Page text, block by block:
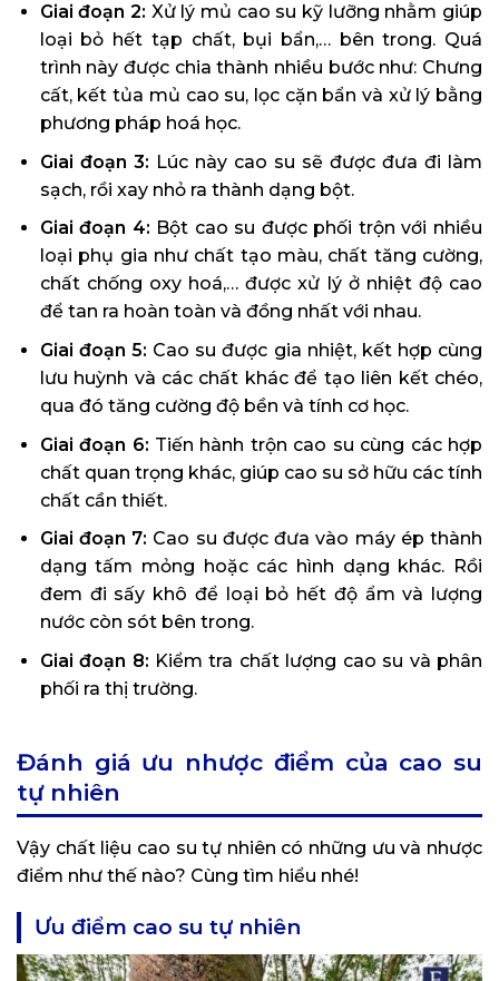
Giai đoạn 2: Xử lý mủ cao su kỹ lưỡng nhằm giúp
loại bỏ hết tạp chất, bụi bẩn,… bên trong. Quá
trình này được chia thành nhiều bước như: Chưng
cất, kết tủa mủ cao su, lọc cặn bẩn và xử lý bằng
phương pháp hoá học.
Giai đoạn 3: Lúc này cao su sẽ được đưa đi làm
sạch, rồi xay nhỏ ra thành dạng bột.
Giai đoạn 4: Bột cao su được phối trộn với nhiều
loại phụ gia như chất tạo màu, chất tăng cường,
chất chống oxy hoá,… được xử lý ở nhiệt độ cao
để tan ra hoàn toàn và đồng nhất với nhau.
Giai đoạn 5: Cao su được gia nhiệt, kết hợp cùng
lưu huỳnh và các chất khác để tạo liên kết chéo,
qua đó tăng cường độ bền và tính cơ học.
Giai đoạn 6: Tiến hành trộn cao su cùng các hợp
chất quan trọng khác, giúp cao su sở hữu các tính
chất cần thiết.
Giai đoạn 7: Cao su được đưa vào máy ép thành
dạng tấm mỏng hoặc các hình dạng khác. Rồi
đem đi sấy khô để loại bỏ hết độ ẩm và lượng
nước còn sót bên trong.
Giai đoạn 8: Kiểm tra chất lượng cao su và phân
phối ra thị trường.
Đánh giá ưu nhược điểm của cao su
tự nhiên
Vậy chất liệu cao su tự nhiên có những ưu và nhược
điểm như thế nào? Cùng tìm hiểu nhé!
Ưu điểm cao su tự nhiên